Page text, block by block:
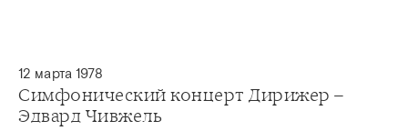
12 марта 1978
Симфонический концерт Дирижер –
Эдвард Чивжель